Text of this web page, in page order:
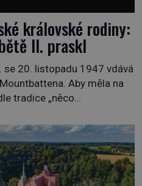
královské rodiny:
II. praskl
se 20. listopadu 1947 vdává
Aby měla na
tradice „něco
tiáru královny Marie.
zhodnotil klenot britský
když si […]